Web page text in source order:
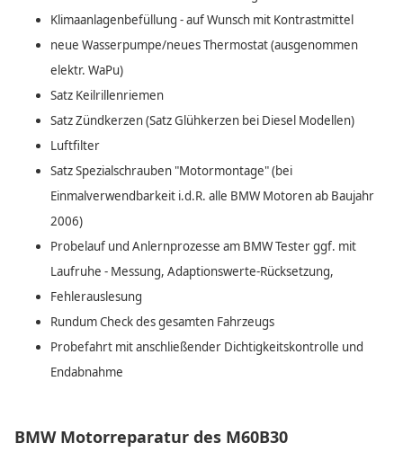
Klimaanlagenbefüllung - auf Wunsch mit Kontrastmittel
neue Wasserpumpe/neues Thermostat (ausgenommen
elektr. WaPu)
Satz Keilrillenriemen
Satz Zündkerzen (Satz Glühkerzen bei Diesel Modellen)
Luftfilter
Satz Spezialschrauben "Motormontage" (bei
Einmalverwendbarkeit i.d.R. alle BMW Motoren ab Baujahr
2006)
Probelauf und Anlernprozesse am BMW Tester ggf. mit
Laufruhe - Messung, Adaptionswerte-Rücksetzung,
Fehlerauslesung
Rundum Check des gesamten Fahrzeugs
Probefahrt mit anschließender Dichtigkeitskontrolle und
Endabnahme
BMW Motorreparatur des M60B30